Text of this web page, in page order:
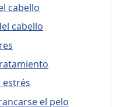
cabello
cabello
estrés
el pelo